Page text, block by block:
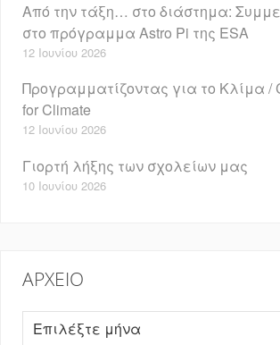
Από την τάξη… στο διάστημα:
στο πρόγραμμα Astro Pi της ESA
12 Ιουνίου 2026
Προγραμματίζοντας για το Κλίμα /
for Climate
12 Ιουνίου 2026
Γιορτή λήξης των σχολείων μας
10 Ιουνίου 2026
ΑΡΧΕΊΟ
Αρχείο